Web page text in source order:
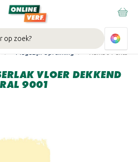
Bij besteding vanaf €100,- aan Sikkens
muurverf en/of lak.
Bekijk actie >
Magazijn Opruiming Rambo
VLOER DEKKEND
9001